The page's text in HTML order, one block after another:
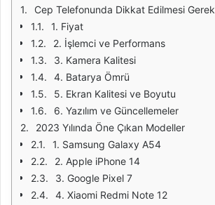
Cep Telefonunda Dikkat Edilmesi
1. Fiyat
2. İşlemci ve Performans
3. Kamera Kalitesi
4. Batarya Ömrü
5. Ekran Kalitesi ve Boyutu
6. Yazılım ve Güncellemeler
2023 Yılında Öne Çıkan Modeller
1. Samsung Galaxy A54
2. Apple iPhone 14
3. Google Pixel 7
4. Xiaomi Redmi Note 12